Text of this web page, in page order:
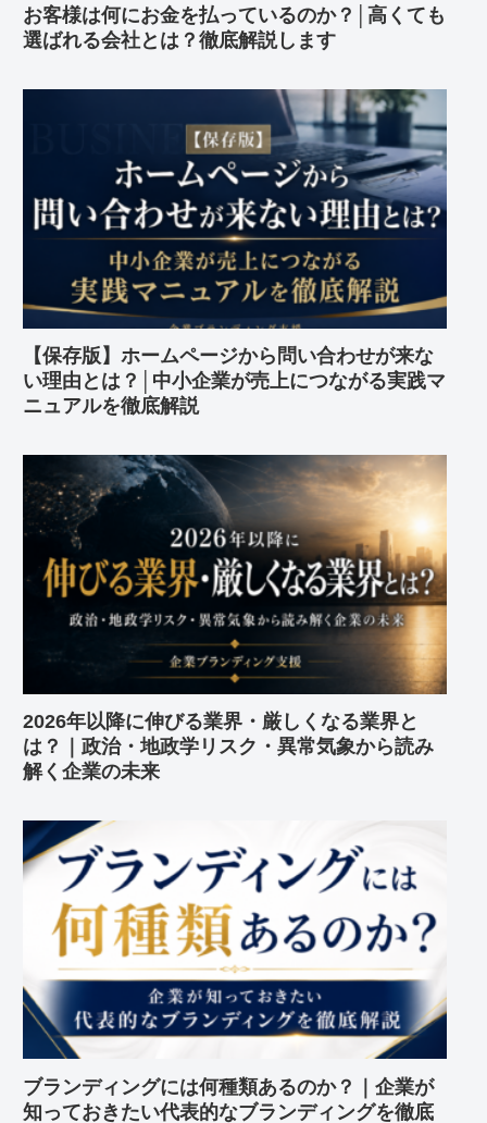
お客様は何にお金を払っているのか？│高くても
選ばれる会社とは？徹底解説します
【保存版】ホームページから問い合わせが来な
い理由とは？│中小企業が売上につながる実践マ
ニュアルを徹底解説
2026年以降に伸びる業界・厳しくなる業界と
は？｜政治・地政学リスク・異常気象から読み
解く企業の未来
ブランディングには何種類あるのか？｜企業が
知っておきたい代表的なブランディングを徹底